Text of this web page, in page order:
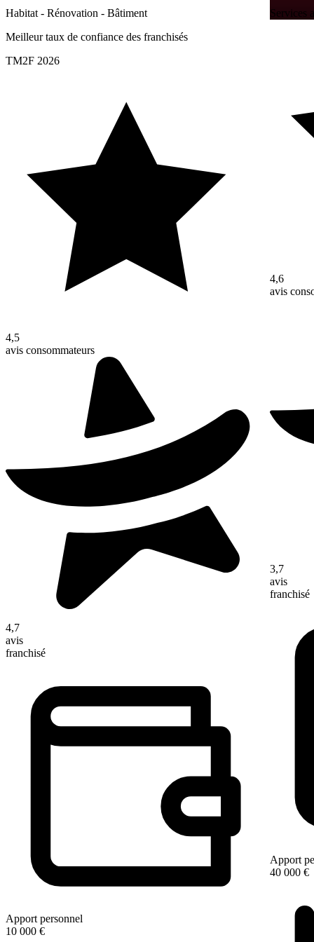
Habitat - Rénovation - Bâtiment
Meilleur taux de confiance des franchisés
TM2F 2026
4,5
avis consommateurs
4,7
avis
franchisé
Apport personnel
10 000 €
Services
4,6
avis
3,7
avis
franchisé
Apport
40 000 €